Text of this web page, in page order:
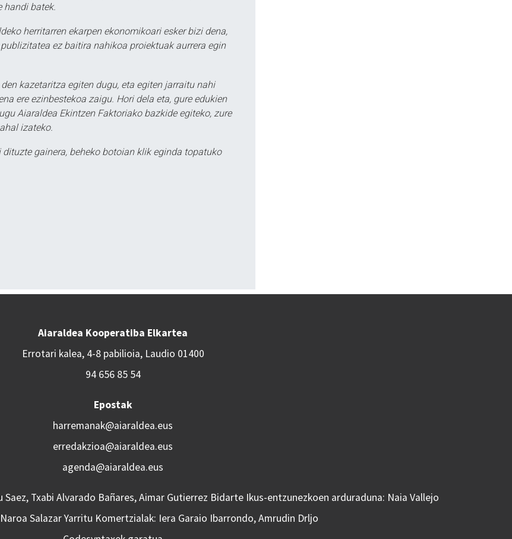
handi batek.
herritarren ekarpen ekonomikoari esker bizi dena,
ez baitira nahikoa proiektuak aurrera egin
kazetaritza egiten dugu, eta egiten jarraitu nahi
ere ezinbestekoa zaigu. Hori dela eta, gure edukien
Aiaraldea Ekintzen Faktoriako bazkide egiteko, zure
izateko.
gainera, beheko botoian klik eginda topatuko
Aiaraldea Kooperatiba Elkartea
Errotari kalea, 4-8 pabilioia, Laudio 01400
94 656 85 54
Epostak
harremanak@aiaraldea.eus
erredakzioa@aiaraldea.eus
agenda@aiaraldea.eus
Txabi Alvarado Bañares, Aimar Gutierrez Bidarte Ikus-entzunezkoen arduraduna: Naia Vallejo
Salazar Yarritu Komertzialak: Iera Garaio Ibarrondo, Amrudin Drljo